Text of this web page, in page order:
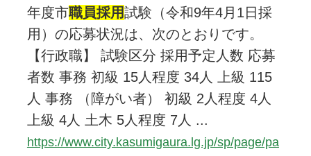
年度市職員採用試験（令和9年4月1日採
用）の応募状況は、次のとおりです。
【行政職】 試験区分 採用予定人数 応募
者数 事務 初級 15人程度 34人 上級 115
人 事務 （障がい者） 初級 2人程度 4人
上級 4人 土木 5人程度 7人 ...
https://www.city.kasumigaura.lg.jp/sp/page/pa